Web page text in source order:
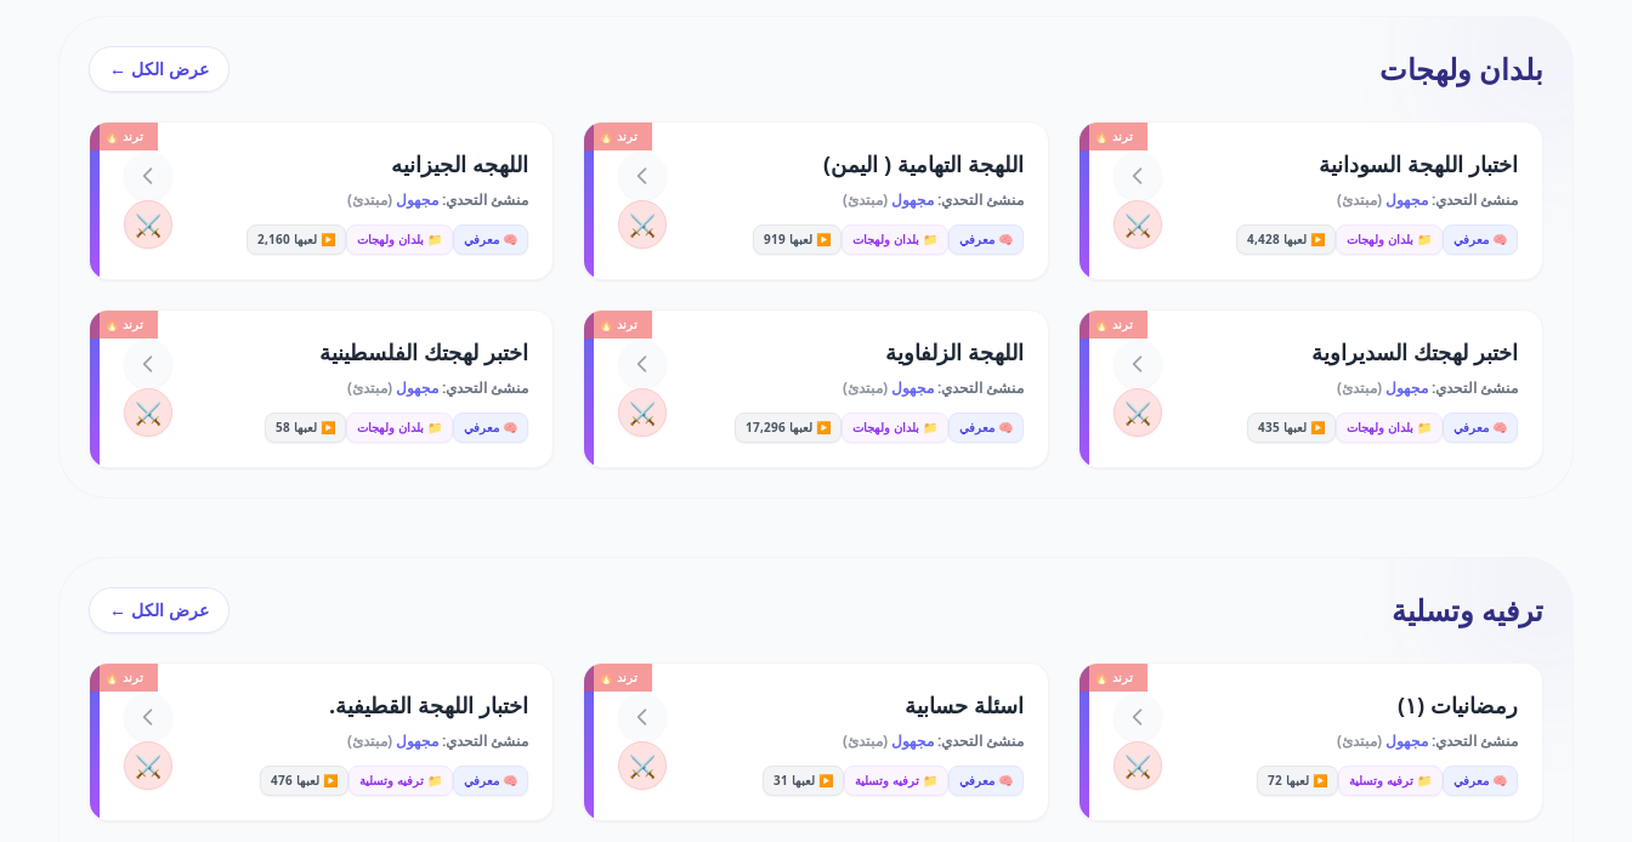
بلدان ولهجات عرض الكل ←
ترند 🔥
اختبار اللهجة السودانية
منشئ التحدي:مجهول (مبتدئ)
🧠 معرفي 📁 بلدان ولهجات ▶️ لعبها 4,428 ⚔️
ترند 🔥
اللهجة التهامية ( اليمن)
منشئ التحدي:مجهول(مبتدئ)
🧠 معرفي 📁 بلدان ولهجات ▶️ لعبها 919 ⚔️
ترند 🔥
اللهجه الجيزانيه
منشئ التحدي:مجهول (مبتدئ)
🧠 معرفي 📁 بلدان ولهجات ▶️ لعبها 2,160 ⚔️
ترند 🔥
اختبر لهجتك السديراوية
منشئ التحدي:مجهول (مبتدئ)
🧠 معرفي 📁 بلدان ولهجات ▶️ لعبها 435 ⚔️
ترند 🔥
اللهجة الزلفاوية
منشئ التحدي:مجهول(مبتدئ)
🧠 معرفي 📁 بلدان ولهجات ▶️ لعبها 17,296 ⚔️
ترند 🔥
اختبر لهجتك الفلسطينية
منشئ التحدي:مجهول (مبتدئ)
🧠 معرفي 📁 بلدان ولهجات ▶️ لعبها 58 ⚔️
ترفيه وتسلية عرض الكل ←
ترند 🔥
رمضانيات (١)
منشئ التحدي:مجهول (مبتدئ)
🧠 معرفي 📁 ترفيه وتسلية ▶️ لعبها 72 ⚔️
ترند 🔥
اسئلة حسابية
منشئ التحدي:مجهول(مبتدئ)
🧠 معرفي 📁 ترفيه وتسلية ▶️ لعبها 31 ⚔️
ترند 🔥
اختبار اللهجة القطيفية.
منشئ التحدي:مجهول (مبتدئ)
🧠 معرفي 📁 ترفيه وتسلية ▶️ لعبها 476 ⚔️